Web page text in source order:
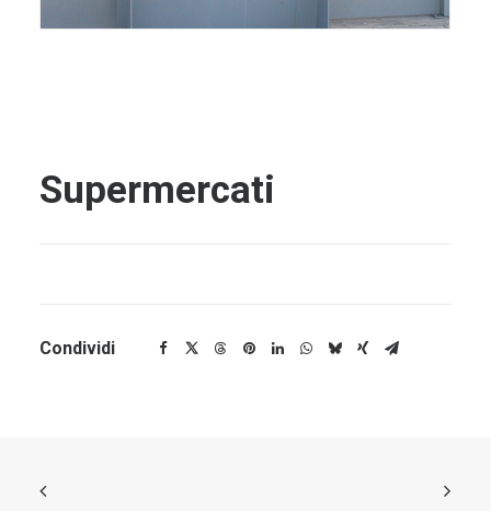
Supermercati
Condividi